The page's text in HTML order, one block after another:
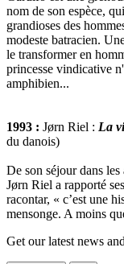
nom de son espèce,
grandioses des
modeste batracien.
le transformer en
princesse vindicative
amphibien...
1993 : Jørn Riel : La
du danois)
De son séjour dans
Jørn Riel a rapporté
racontar, « c’est une
mensonge. A moins
Get our latest news